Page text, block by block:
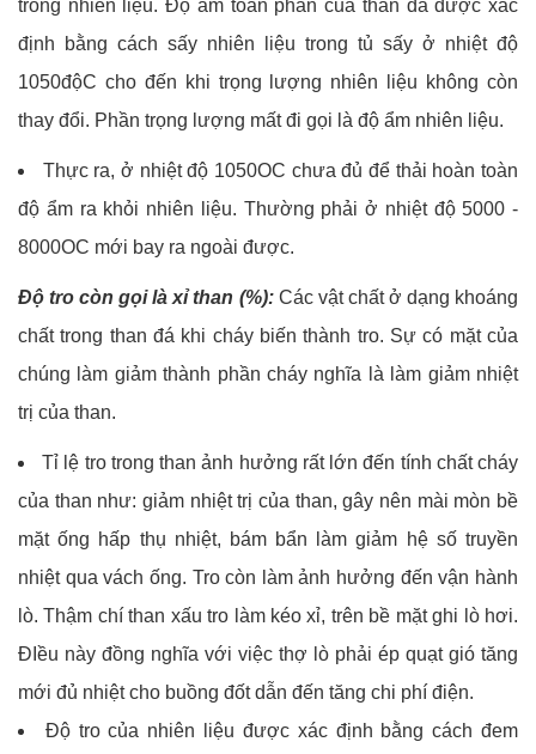
trong nhiên liệu. Độ ẩm toàn phần của than đá được xác
định bằng cách sấy nhiên liệu trong tủ sấy ở nhiệt độ
1050độC cho đến khi trọng lượng nhiên liệu không còn
thay đổi. Phần trọng lượng mất đi gọi là độ ẩm nhiên liệu.
Thực ra, ở nhiệt độ 1050OC chưa đủ để thải hoàn toàn
độ ẩm ra khỏi nhiên liệu. Thường phải ở nhiệt độ 5000 -
8000OC mới bay ra ngoài được.
Độ tro còn gọi là xỉ than (%):Các vật chất ở dạng khoáng
chất trong than đá khi cháy biến thành tro. Sự có mặt của
chúng làm giảm thành phần cháy nghĩa là làm giảm nhiệt
trị của than.
Tỉ lệ tro trong than ảnh hưởng rất lớn đến tính chất cháy
của than như: giảm nhiệt trị của than, gây nên mài mòn bề
mặt ống hấp thụ nhiệt, bám bẩn làm giảm hệ số truyền
nhiệt qua vách ống. Tro còn làm ảnh hưởng đến vận hành
lò. Thậm chí than xấu tro làm kéo xỉ, trên bề mặt ghi lò hơi.
ĐIều này đồng nghĩa với việc thợ lò phải ép quạt gió tăng
mới đủ nhiệt cho buồng đốt dẫn đến tăng chi phí điện.
Độ tro của nhiên liệu được xác định bằng cách đem